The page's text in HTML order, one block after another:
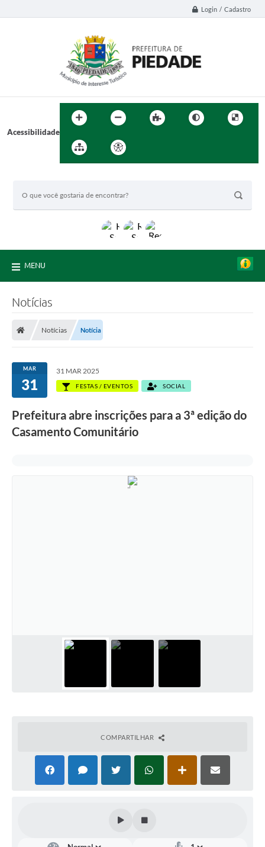
Login / Cadastro
Acessibilidade
MENU
Notícias
Notícias Notícia
MAR
31
31 MAR 2025
FESTAS / EVENTOS SOCIAL
Prefeitura abre inscrições para a 3ª edição do
Casamento Comunitário
COMPARTILHAR